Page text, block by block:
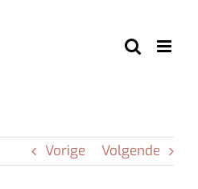
Vorige Volgende